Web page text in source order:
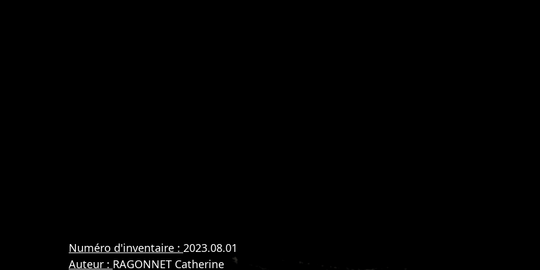
Numéro d'inventaire : 2023.08.01
Auteur : RAGONNET Catherine